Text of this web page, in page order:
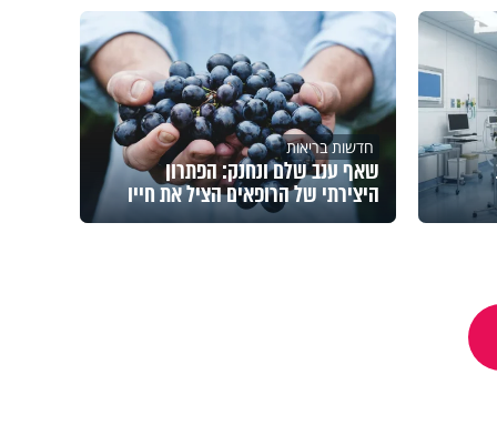
חדשות בריאות
שאף ענב שלם ונחנק: הפתרון
היצירתי של הרופאים הציל את חייו